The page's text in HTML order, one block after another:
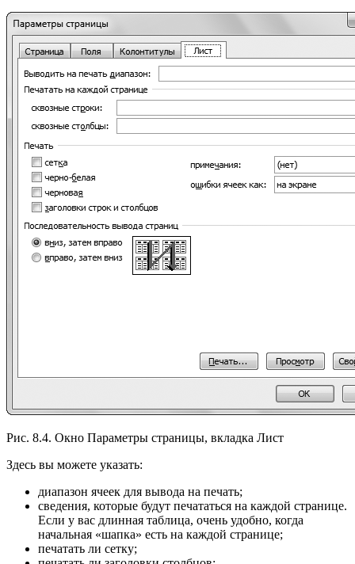
Рис. 8.4. Окно Параметры страницы, вкладка Лист
Здесь вы можете указать:
диапазон ячеек для вывода на печать;
сведения, которые будут печататься на каждой странице.
Если у вас длинная таблица, очень удобно, когда
начальная «шапка» есть на каждой странице;
печатать ли сетку;